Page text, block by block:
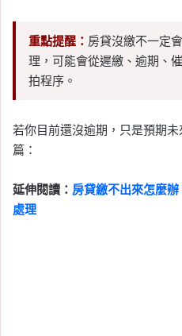
重點提醒： 房貸沒繳不一定
理，可能會從遲繳、逾期、
拍程序。
若你目前還沒逾期，只是預期
篇：
延伸閱讀： 房貸繳不出來怎麼
處理